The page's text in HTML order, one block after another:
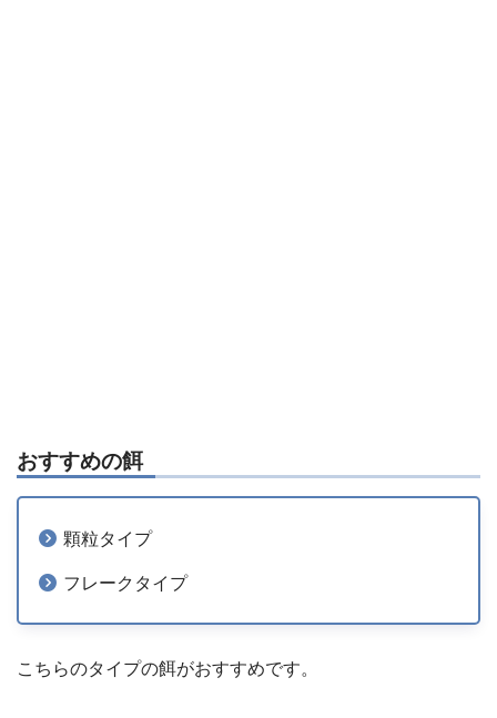
おすすめの餌
顆粒タイプ
フレークタイプ
こちらのタイプの餌がおすすめです。